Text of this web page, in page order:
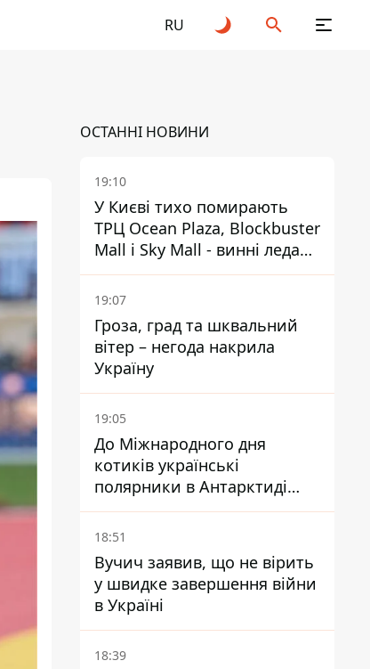
RU
ОСТАННІ НОВИНИ
19:10
У Києві тихо помирають
ТРЦ Ocean Plaza, Blockbuster
Mall і Sky Mall - винні ледачі
менеджери й канібалізм
19:07
Гроза, град та шквальний
вітер – негода накрила
Україну
19:05
До Міжнародного дня
котиків українські
полярники в Антарктиді
показали своїх
18:51
Вучич заявив, що не вірить
у швидке завершення війни
в Україні
18:39